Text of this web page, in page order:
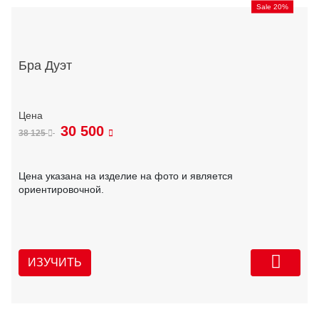
Sale 20%
Бра Дуэт
38 125 30 500
Цена указана на изделие на фото и является
ориентировочной.
ИЗУЧИТЬ